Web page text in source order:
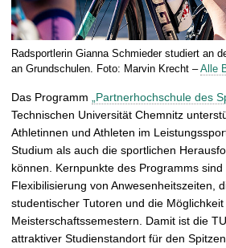
G
a
e
r
i
e
ö
f
f
n
e
Radsportlerin Gianna Schmieder studiert an
an Grundschulen. Foto: Marvin Krecht –Alle
Das Programm „Partnerhochschule des
Technischen Universität Chemnitz
Athletinnen und Athleten im
Studium als auch die sportlichen
können. Kernpunkte des Programms
Flexibilisierung von Anwesenheitszeiten,
studentischer Tutoren und die Möglichkeit
Meisterschaftssemestern. Damit ist die
attraktiver Studienstandort für den